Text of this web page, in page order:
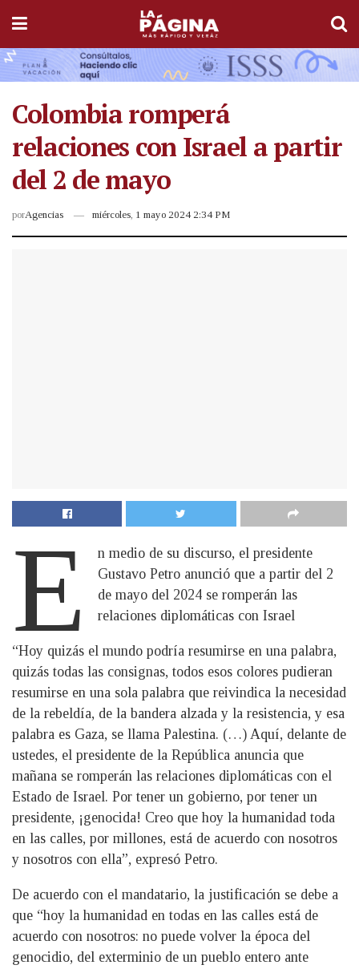
Colombia romperá
relaciones con Israel a partir
del 2 de mayo
porAgencias miércoles, 1 mayo 2024 2:34 PM
E
n medio de su discurso, el presidente
Gustavo Petro anunció que a partir del 2
de mayo del 2024 se romperán las
relaciones diplomáticas con Israel
“Hoy quizás el mundo podría resumirse en una palabra,
quizás todas las consignas, todos esos colores pudieran
resumirse en una sola palabra que reivindica la necesidad
de la rebeldía, de la bandera alzada y la resistencia, y esa
palabra es Gaza, se llama Palestina. (…) Aquí, delante de
ustedes, el presidente de la República anuncia que
mañana se romperán las relaciones diplomáticas con el
Estado de Israel. Por tener un gobierno, por tener un
presidente, ¡genocida! Creo que hoy la humanidad toda
en las calles, por millones, está de acuerdo con nosotros
y nosotros con ella”, expresó Petro.
De acuerdo con el mandatario, la justificación se debe a
que “hoy la humanidad en todas en las calles está de
acuerdo con nosotros: no puede volver la época del
genocidio, del exterminio de un pueblo entero ante